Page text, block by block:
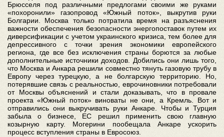
Брюсселя под различными предлогами своими же руками
«похоронили» газопровод «Южный поток», выкрутив руки
Болгарии. Москва только потратила время на разъяснения
важности обеспечения безопасности энергопоставок путем их
диверсификации с учетом украинского кризиса, тем более для
депрессивного с точки зрения экономики европейского
региона, где все без исключения страны борются за любые
дополнительные источники доходов. Добились они лишь того,
что Москва и Анкара решили совместно тянуть газовую трубу в
Европу через турецкую, а не болгарскую территорию. Но,
потерявшие связь с реальностью, еврочиновники потребовали
от Москвы объяснений и стали доказывать, что в провале
проекта «Южный поток» виноваты не они, а Кремль. Вот и
отправились они выкручивать руки Анкаре. Чтобы и Турция
забыла о бизнесе, ЕС решил применить свою главную
козырную карту. Могерини пообещала Анкаре ускорить
процесс вступления страны в Евросоюз.